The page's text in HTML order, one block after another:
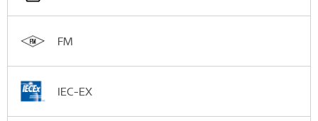
FM
IEC-EX